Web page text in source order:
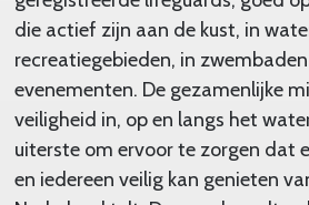
die actief zijn aan de kust, in
recreatiegebieden, in
evenementen. De gezamenlijke
veiligheid in, op en langs het
uiterste om ervoor te zorgen dat
en iedereen veilig kan genieten